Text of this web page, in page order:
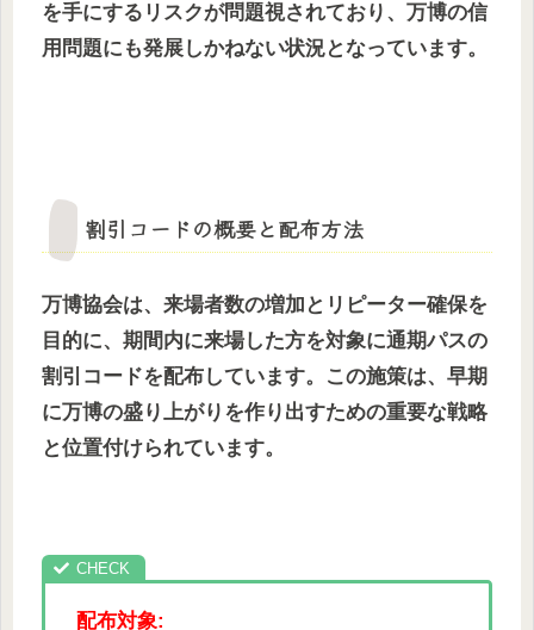
を手にするリスクが問題視されており、万博の信
用問題にも発展しかねない状況となっています。
割引コードの概要と配布方法
万博協会は、来場者数の増加とリピーター確保を
目的に、期間内に来場した方を対象に通期パスの
割引コードを配布しています。この施策は、早期
に万博の盛り上がりを作り出すための重要な戦略
と位置付けられています。
配布対象: